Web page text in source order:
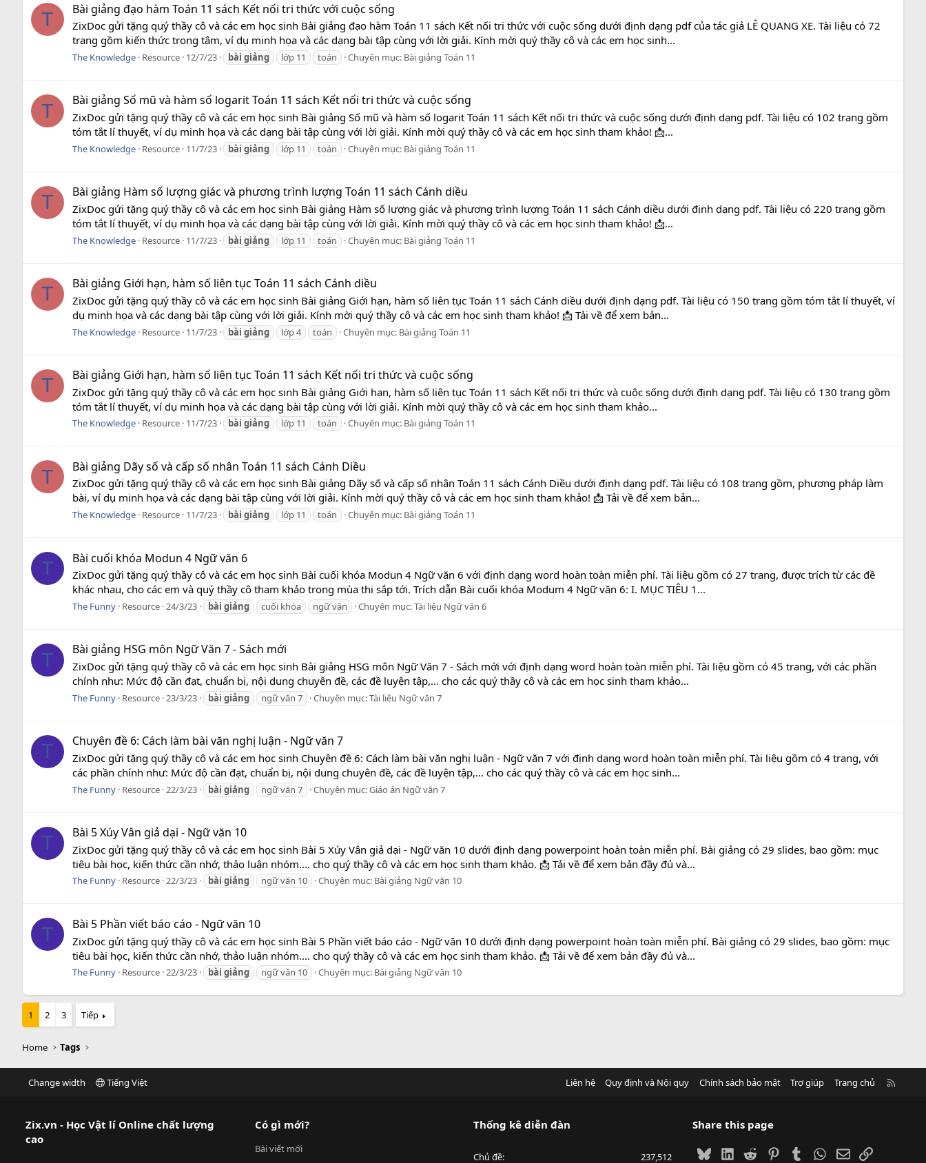
T Bài giảng đạo hàm Toán 11 sách Kết nối tri thức với cuộc sống
ZixDoc gửi tặng quý thầy cô và các em học sinh Bài giảng đạo hàm Toán 11 sách Kết nối tri thức với cuộc sống dưới định dạng pdf của tác giả LÊ QUANG XE. Tài liệu có 72
trang gồm kiến thức trong tâm, ví dụ minh họa và các dạng bài tập cùng với lời giải. Kính mời quý thầy cô và các em học sinh...
The Knowledge Resource 12/7/23 bài giảng lớp 11 toán Chuyên mục: Bài giảng Toán 11
T Bài giảng Số mũ và hàm số logarit Toán 11 sách Kết nối tri thức và cuộc sống
ZixDoc gửi tặng quý thầy cô và các em học sinh Bài giảng Số mũ và hàm số logarit Toán 11 sách Kết nối tri thức và cuộc sống dưới định dạng pdf. Tài liệu có 102 trang gồm
tóm tắt lí thuyết, ví dụ minh họa và các dạng bài tập cùng với lời giải. Kính mời quý thầy cô và các em học sinh tham khảo! 📩...
The Knowledge Resource 11/7/23 bài giảng lớp 11 toán Chuyên mục: Bài giảng Toán 11
T Bài giảng Hàm số lượng giác và phương trình lượng Toán 11 sách Cánh diều
ZixDoc gửi tặng quý thầy cô và các em học sinh Bài giảng Hàm số lượng giác và phương trình lượng Toán 11 sách Cánh diều dưới định dạng pdf. Tài liệu có 220 trang gồm
tóm tắt lí thuyết, ví dụ minh họa và các dạng bài tập cùng với lời giải. Kính mời quý thầy cô và các em học sinh tham khảo! 📩...
The Knowledge Resource 11/7/23 bài giảng lớp 11 toán Chuyên mục: Bài giảng Toán 11
T Bài giảng Giới hạn, hàm số liên tục Toán 11 sách Cánh diều
ZixDoc gửi tặng quý thầy cô và các em học sinh Bài giảng Giới hạn, hàm số liên tục Toán 11 sách Cánh diều dưới định dạng pdf. Tài liệu có 150 trang gồm tóm tắt lí thuyết, ví
dụ minh họa và các dạng bài tập cùng với lời giải. Kính mời quý thầy cô và các em học sinh tham khảo! 📩 Tải về để xem bản...
The Knowledge Resource 11/7/23 bài giảng lớp 4 toán Chuyên mục: Bài giảng Toán 11
T Bài giảng Giới hạn, hàm số liên tục Toán 11 sách Kết nối tri thức và cuộc sống
ZixDoc gửi tặng quý thầy cô và các em học sinh Bài giảng Giới hạn, hàm số liên tục Toán 11 sách Kết nối tri thức và cuộc sống dưới định dạng pdf. Tài liệu có 130 trang gồm
tóm tắt lí thuyết, ví dụ minh họa và các dạng bài tập cùng với lời giải. Kính mời quý thầy cô và các em học sinh tham khảo...
The Knowledge Resource 11/7/23 bài giảng lớp 11 toán Chuyên mục: Bài giảng Toán 11
T Bài giảng Dãy số và cấp số nhân Toán 11 sách Cánh Diều
ZixDoc gửi tặng quý thầy cô và các em học sinh Bài giảng Dãy số và cấp số nhân Toán 11 sách Cánh Diều dưới định dạng pdf. Tài liệu có 108 trang gồm, phương pháp làm
bài, ví dụ minh họa và các dạng bài tập cùng với lời giải. Kính mời quý thầy cô và các em học sinh tham khảo! 📩 Tải về để xem bản...
The Knowledge Resource 11/7/23 bài giảng lớp 11 toán Chuyên mục: Bài giảng Toán 11
T Bài cuối khóa Modun 4 Ngữ văn 6
ZixDoc gửi tặng quý thầy cô và các em học sinh Bài cuối khóa Modun 4 Ngữ văn 6 với định dạng word hoàn toàn miễn phí. Tài liệu gồm có 27 trang, được trích từ các đề
khác nhau, cho các em và quý thầy cô tham khảo trong mùa thi sắp tới. Trích dẫn Bài cuối khóa Modum 4 Ngữ văn 6: I. MỤC TIÊU 1...
The Funny Resource 24/3/23 bài giảng cuối khóa ngữ văn Chuyên mục:Tài liệu Ngữ văn 6
T Bài giảng HSG môn Ngữ Văn 7 - Sách mới
ZixDoc gửi tặng quý thầy cô và các em học sinh Bài giảng HSG môn Ngữ Văn 7 - Sách mới với định dạng word hoàn toàn miễn phí. Tài liệu gồm có 45 trang, với các phần
chính như: Mức độ cần đạt, chuẩn bị, nội dung chuyên đề, các đề luyện tập,... cho các quý thầy cô và các em học sinh tham khảo...
The Funny Resource 23/3/23 bài giảng ngữ văn 7 Chuyên mục:Tài liệu Ngữ văn 7
T Chuyên đề 6: Cách làm bài văn nghị luận - Ngữ văn 7
ZixDoc gửi tặng quý thầy cô và các em học sinh Chuyên đề 6: Cách làm bài văn nghị luận - Ngữ văn 7 với định dạng word hoàn toàn miễn phí. Tài liệu gồm có 4 trang, với
các phần chính như: Mức độ cần đạt, chuẩn bị, nội dung chuyên đề, các đề luyện tập,... cho các quý thầy cô và các em học sinh...
The Funny Resource 22/3/23 bài giảng ngữ văn 7 Chuyên mục:Giáo án Ngữ văn 7
T Bài 5 Xúy Vân giả dại - Ngữ văn 10
ZixDoc gửi tặng quý thầy cô và các em học sinh Bài 5 Xúy Vân giả dại - Ngữ văn 10 dưới định dạng powerpoint hoàn toàn miễn phí. Bài giảng có 29 slides, bao gồm: mục
tiêu bài học, kiến thức cần nhớ, thảo luận nhóm.... cho quý thầy cô và các em học sinh tham khảo. 📩 Tải về để xem bản đầy đủ và...
The Funny Resource 22/3/23 bài giảng ngữ văn 10 Chuyên mục: Bài giảng Ngữ văn 10
T Bài 5 Phần viết báo cáo - Ngữ văn 10
ZixDoc gửi tặng quý thầy cô và các em học sinh Bài 5 Phần viết báo cáo - Ngữ văn 10 dưới định dạng powerpoint hoàn toàn miễn phí. Bài giảng có 29 slides, bao gồm: mục
tiêu bài học, kiến thức cần nhớ, thảo luận nhóm.... cho quý thầy cô và các em học sinh tham khảo. 📩 Tải về để xem bản đầy đủ và...
The Funny Resource 22/3/23 bài giảng ngữ văn 10 Chuyên mục: Bài giảng Ngữ văn 10
1 2 3 Tiếp
Home Tags
Change width Tiếng Việt Liên hệ Quy định và Nội quy Chính sách bảo mật Trợ giúp Trang chủ
Zix.vn - Học Vật lí Online chất lượng
cao
Có gì mới?
Bài viết mới
Thống kê diễn đàn
Chủ đề 237,512
Share this page
BlueskyLinkedIn
Reddit PinterestTumblrWhatsApp
EmailLink